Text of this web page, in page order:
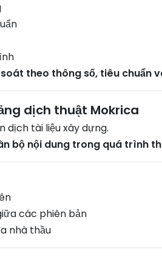
theo thông số, tiêu chuẩn
dịch thuật Mokrica
dịch tài liệu xây dựng.
bộ nội dung trong quá trình
các phiên bản
nhà thầu